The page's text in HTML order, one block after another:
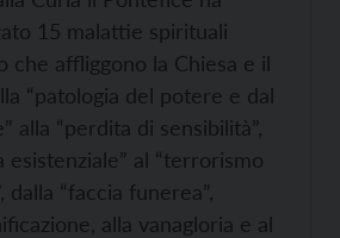
15 malattie spirituali
che affliggono la Chiesa e il
“patologia del potere e dal
alla “perdita di sensibilità”,
esistenziale” al “terrorismo
“faccia funerea”,
alla vanagloria e al